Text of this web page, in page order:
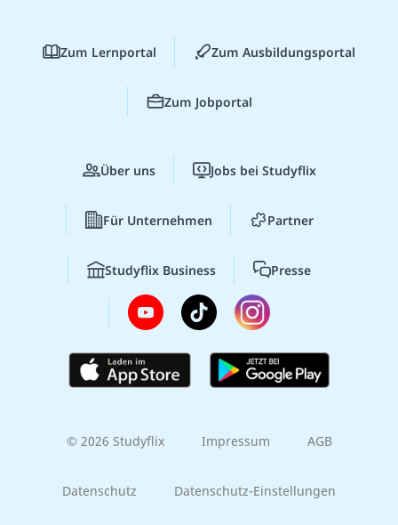
Zum Lernportal Zum Ausbildungsportal
Zum Jobportal
Über uns Jobs bei Studyflix
Für Unternehmen Partner
Studyflix Business Presse
© 2026 Studyflix Impressum AGB
Datenschutz Datenschutz-Einstellungen